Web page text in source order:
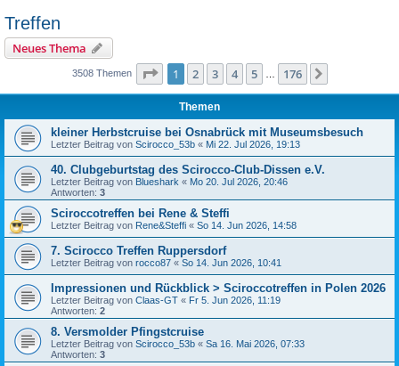
Treffen
Neues Thema
3508 Themen Seite 1von 176
1 2 3 4 5 176
Themen
kleiner Herbstcruise bei Osnabrück mit Museumsbesuch
Letzter Beitrag von Scirocco_53b « Mi 22. Jul 2026, 19:13
40. Clubgeburtstag des Scirocco-Club-Dissen e.V.
Letzter Beitrag von Blueshark « Mo 20. Jul 2026, 20:46
Antworten: 3
Sciroccotreffen bei Rene & Steffi
Letzter Beitrag von Rene&Steffi « So 14. Jun 2026, 14:58
7. Scirocco Treffen Ruppersdorf
Letzter Beitrag von rocco87 « So 14. Jun 2026, 10:41
Impressionen und Rückblick > Sciroccotreffen in Polen 2026
Letzter Beitrag von Claas-GT « Fr 5. Jun 2026, 11:19
Antworten: 2
8. Versmolder Pfingstcruise
Letzter Beitrag von Scirocco_53b « Sa 16. Mai 2026, 07:33
Antworten: 3